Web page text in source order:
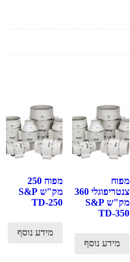
מפוח
צנטריפוגלי 360
מק"ש S&P
TD-350
מידע נוסף
מפוח 250
מק"ש S&P
TD-250
מידע נוסף